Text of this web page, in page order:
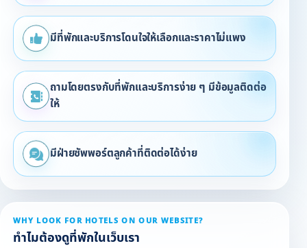
มีที่พักและบริการโดนใจให้เลือกและราคาไม่แพง
ถามโดยตรงกับที่พักและบริการง่าย ๆ มีข้อมูลติดต่อ
ให้
มีฝ่ายซัพพอร์ตลูกค้าที่ติดต่อได้ง่าย
WHY LOOK FOR HOTELS ON OUR WEBSITE?
ทำไมต้องดูที่พักในเว็บเรา